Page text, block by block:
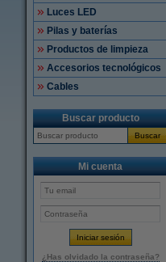
Luces LED
Pilas y baterías
Productos de limpieza
Accesorios tecnológicos
Cables
Buscar producto
Buscar
Mi cuenta
¿Has olvidado la contraseña?